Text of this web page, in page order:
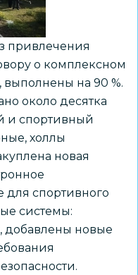
привлечения
о комплексном
выполнены на 90 %.
около десятка
и спортивный
холлы
новая
спортивного
системы:
добавлены новые